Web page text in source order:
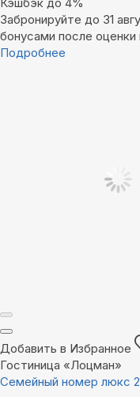
Кэшбэк до 4%
Забронируйте до 31
бонусами после оценки
Подробнее
Добавить в Избранное
Гостиница «Лоцман»
Семейный номер люкс 2